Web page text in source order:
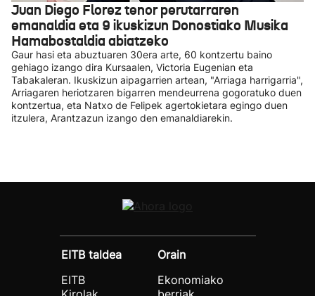
Juan Diego Florez tenor perutarraren
emanaldia eta 9 ikuskizun Donostiako Musika
Hamabostaldia abiatzeko
Gaur hasi eta abuztuaren 30era arte, 60 kontzertu baino
gehiago izango dira Kursaalen, Victoria Eugenian eta
Tabakaleran. Ikuskizun aipagarrien artean, "Arriaga harrigarria",
Arriagaren heriotzaren bigarren mendeurrena gogoratuko duen
kontzertua, eta Natxo de Felipek agertokietara egingo duen
itzulera, Arantzazun izango den emanaldiarekin.
EITB taldea
EITB
Orain
Ekonomiako